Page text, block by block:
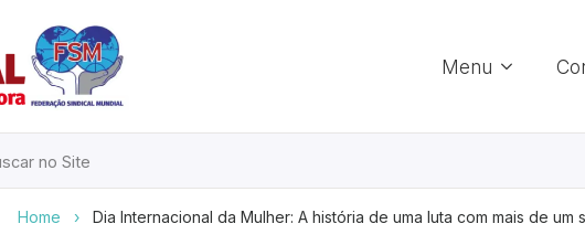
Menu
Home › Dia Internacional da Mulher: A história de uma luta com mais de um